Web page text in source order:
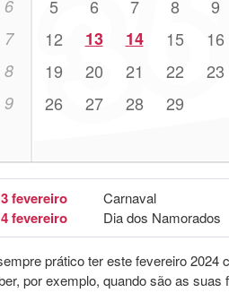
6 5 6 7 8 9
7 12 13 14 15 16
8 19 20 21 22 23
9 26 27 28 29
fevereiro Carnaval
fevereiro Dia dos Namorados
prático ter este fevereiro 2024
por exemplo, quando são as suas